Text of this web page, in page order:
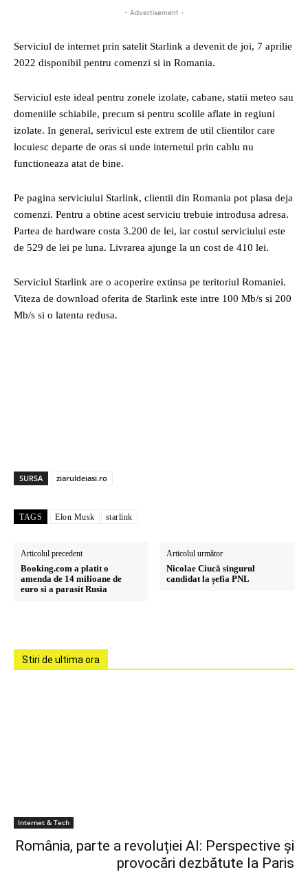
- Advertisement -
Serviciul de internet prin satelit Starlink a devenit de joi, 7 aprilie
2022 disponibil pentru comenzi si in Romania.
Serviciul este ideal pentru zonele izolate, cabane, statii meteo sau
domeniile schiabile, precum si pentru scolile aflate in regiuni
izolate. In general, serivicul este extrem de util clientilor care
locuiesc departe de oras si unde internetul prin cablu nu
functioneaza atat de bine.
Pe pagina serviciului Starlink, clientii din Romania pot plasa deja
comenzi. Pentru a obtine acest serviciu trebuie introdusa adresa.
Partea de hardware costa 3.200 de lei, iar costul serviciului este
de 529 de lei pe luna. Livrarea ajunge la un cost de 410 lei.
Serviciul Starlink are o acoperire extinsa pe teritoriul Romaniei.
Viteza de download oferita de Starlink este intre 100 Mb/s si 200
Mb/s si o latenta redusa.
SURSA ziaruldeiasi.ro
TAGS Elon Musk starlink
Articolul precedent
Booking.com a platit o
amenda de 14 milioane de
euro si a parasit Rusia
Articolul următor
Nicolae Ciucă singurul
candidat la șefia PNL
Stiri de ultima ora
Internet & Tech
România, parte a revoluției AI: Perspective și
provocări dezbătute la Paris